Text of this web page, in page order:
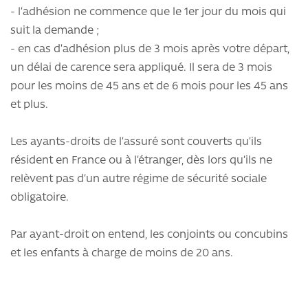
- l’adhésion ne commence que le 1er jour du mois qui
suit la demande ;
- en cas d’adhésion plus de 3 mois après votre départ,
un délai de carence sera appliqué. Il sera de 3 mois
pour les moins de 45 ans et de 6 mois pour les 45 ans
et plus.
Les ayants-droits de l’assuré sont couverts qu’ils
résident en France ou à l’étranger, dès lors qu’ils ne
relèvent pas d’un autre régime de sécurité sociale
obligatoire.
Par ayant-droit on entend, les conjoints ou concubins
et les enfants à charge de moins de 20 ans.